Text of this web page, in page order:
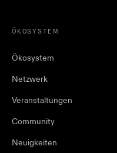
ÖKOSYSTEM
Ökosystem
Netzwerk
Veranstaltungen
Community
Neuigkeiten